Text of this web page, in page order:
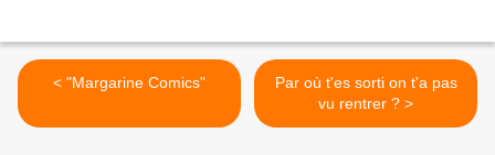
< "Margarine Comics"
Par où t'es sorti on t'a pas
vu rentrer ? >